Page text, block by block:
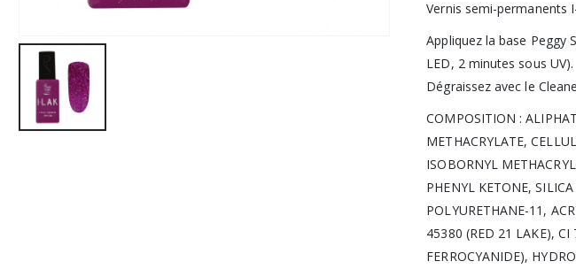
Vernis semi-permanents
Appliquez la base Peggy
LED, 2 minutes sous UV).
Dégraissez avec le
COMPOSITION :
METHACRYLATE,
ISOBORNYL
PHENYL KETONE,
POLYURETHANE-11,
45380 (RED 21 LAKE),
FERROCYANIDE),